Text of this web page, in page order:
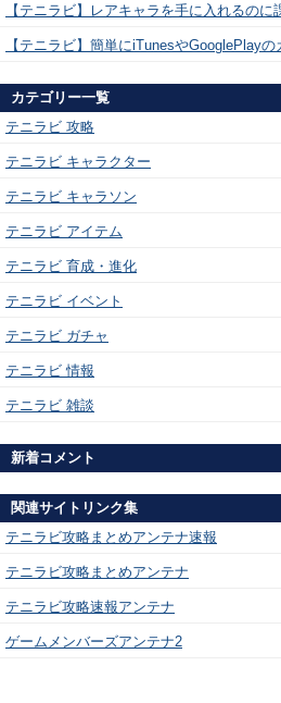
【テニラビ】レアキャラを手に入れるのに
【テニラビ】簡単にiTunesやGooglePlay
カテゴリー一覧
テニラビ 攻略
テニラビ キャラクター
テニラビ キャラソン
テニラビ アイテム
テニラビ 育成・進化
テニラビ イベント
テニラビ ガチャ
テニラビ 情報
テニラビ 雑談
新着コメント
関連サイトリンク集
テニラビ攻略まとめアンテナ速報
テニラビ攻略まとめアンテナ
テニラビ攻略速報アンテナ
ゲームメンバーズアンテナ2